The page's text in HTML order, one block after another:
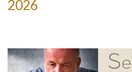
2026